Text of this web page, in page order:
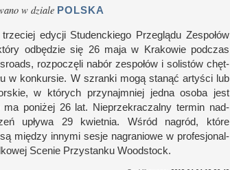
w dziale POLSKA
edycji Studenc­kiego Prze­glądu Zespołów
odbędzie się 26 majaw Krakowie pod­czas
roz­poczęli nabór zespołów i solistów chęt­
w kon­kur­sie. W szranki mogą stanąć arty­ści lub
w których przy­naj­mniej jedna osoba jest
ma poniżej 26 lat. Nie­prze­kraczalny ter­min nad­
upływa 29 kwiet­nia. Wśród nagród, które
między innymi sesje nagraniowe w profesjonal­
Scenie Przy­stanku Woodstock.